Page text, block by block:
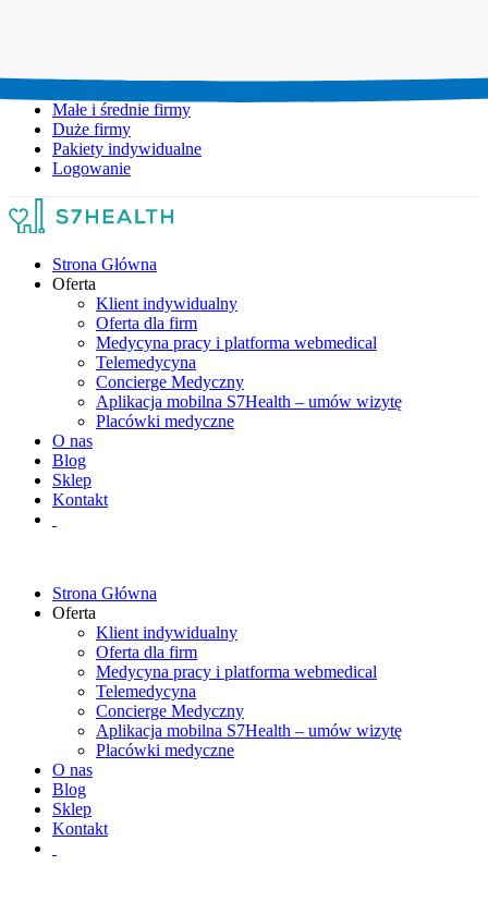
Małe i średnie firmy
Duże firmy
Pakiety indywidualne
Logowanie
Strona Główna
Oferta
Klient indywidualny
Oferta dla firm
Medycyna pracy i platforma webmedical
Telemedycyna
Concierge Medyczny
Aplikacja mobilna S7Health – umów wizytę
Placówki medyczne
O nas
Blog
Sklep
Kontakt
Strona Główna
Oferta
Klient indywidualny
Oferta dla firm
Medycyna pracy i platforma webmedical
Telemedycyna
Concierge Medyczny
Aplikacja mobilna S7Health – umów wizytę
Placówki medyczne
O nas
Blog
Sklep
Kontakt